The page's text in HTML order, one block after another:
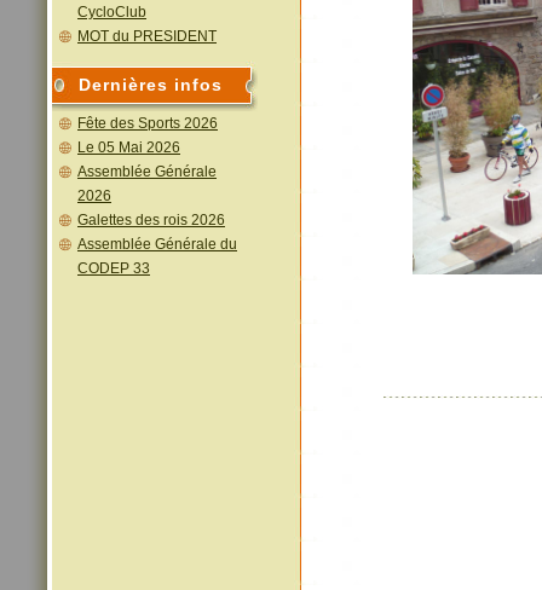
CycloClub
MOT du PRESIDENT
Dernières infos
Fête des Sports 2026
Le 05 Mai 2026
Assemblée Générale
2026
Galettes des rois 2026
Assemblée Générale du
CODEP 33